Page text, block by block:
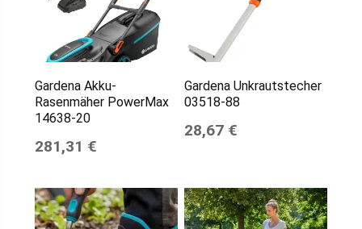
Gardena Akku-
Rasenmäher PowerMax
14638-20
281,31 €
Gardena Unkrautstecher
03518-88
28,67 €